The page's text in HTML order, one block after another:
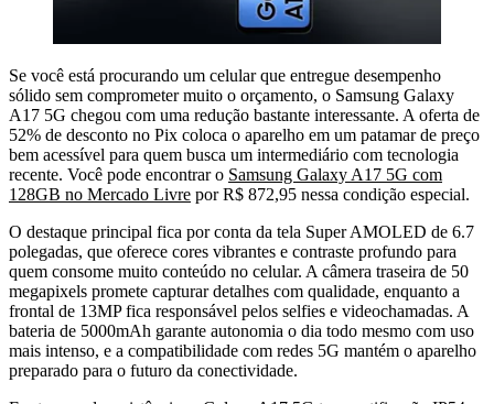
Se você está procurando um celular que entregue desempenho
sólido sem comprometer muito o orçamento, o Samsung Galaxy
A17 5G chegou com uma redução bastante interessante. A oferta de
52% de desconto no Pix coloca o aparelho em um patamar de preço
bem acessível para quem busca um intermediário com tecnologia
recente. Você pode encontrar o Samsung Galaxy A17 5G com
128GB no Mercado Livre por R$ 872,95 nessa condição especial.
O destaque principal fica por conta da tela Super AMOLED de 6.7
polegadas, que oferece cores vibrantes e contraste profundo para
quem consome muito conteúdo no celular. A câmera traseira de 50
megapixels promete capturar detalhes com qualidade, enquanto a
frontal de 13MP fica responsável pelos selfies e videochamadas. A
bateria de 5000mAh garante autonomia o dia todo mesmo com uso
mais intenso, e a compatibilidade com redes 5G mantém o aparelho
preparado para o futuro da conectividade.